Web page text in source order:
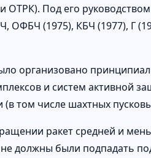
ОТРК). Под его
ОФБЧ (1975), КБЧ (1977), Г
организовано
и систем активной
(в том числе шахтных
ракет средней и
должны были подпадать